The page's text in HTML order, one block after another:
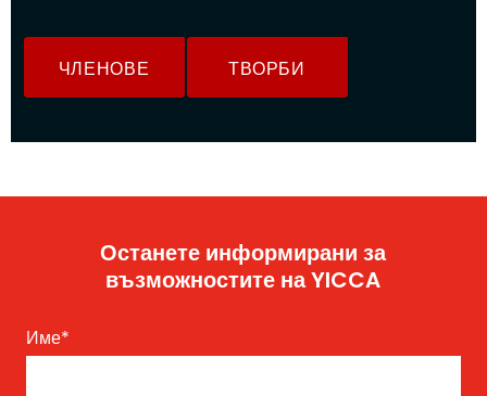
ЧЛЕНОВЕ ТВОРБИ
Останете информирани за
възможностите на YICCA
Име*